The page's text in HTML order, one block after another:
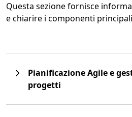
Questa sezione fornisce
e chiarire i componenti
Pianificazione Agile e
progetti